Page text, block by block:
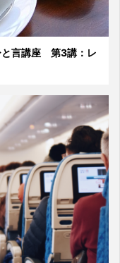
と言講座 第3講：レ